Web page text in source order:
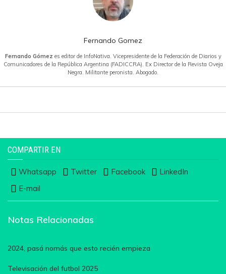
Fernando Gomez
Fernando Gómez es editor de InfoNativa. Vicepresidente de la Federación de Diarios y
Comunicadores de la República Argentina (FADICCRA). Ex Director de la Revista Oveja
Negra. Militante peronista. Abogado.
COMPARTIR EN
Whatsapp Twitter Facebook
LinkedIn
E-mail
Notas Relacionadas
2024, pasá nomás que esto recién empieza
Televisación del futbol 2025